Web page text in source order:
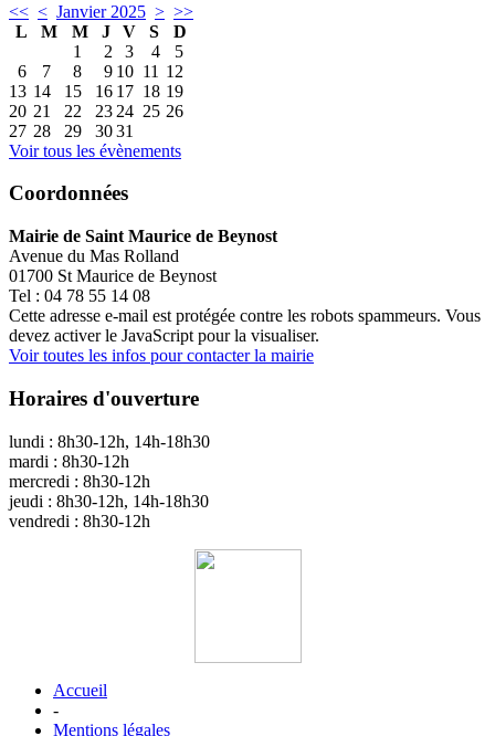
<< < Janvier 2025 > >>
L
M M J V S
D
1
2 3 4
5
6
7 8 9 10 11 12
13 14 15 16 17 18 19
20 21 22 23 24 25 26
27 28 29 3031
Voir tous les évènements
Coordonnées
Mairie de Saint Maurice de Beynost
Avenue du Mas Rolland
01700 St Maurice de Beynost
Tel : 04 78 55 14 08
Cette adresse e-mail est protégée contre les robots spammeurs. Vous
devez activer le JavaScript pour la visualiser.
Voir toutes les infos pour contacter la mairie
Horaires d'ouverture
lundi : 8h30-12h, 14h-18h30
mardi : 8h30-12h
mercredi : 8h30-12h
jeudi : 8h30-12h, 14h-18h30
vendredi : 8h30-12h
Accueil
-
Mentions légales